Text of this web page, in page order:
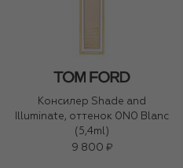
Консилер Shade and
Illuminate, оттенок 0N0 Blanc
(5,4ml)
9 800 ₽